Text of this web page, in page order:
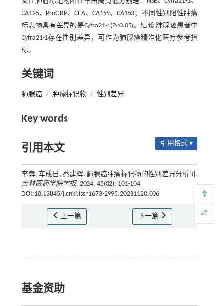
CA125、ProGRP、CEA、CA199、CA153；不同性别阳性肿瘤
标志物具有差异的是Cyfra21-1(P<0.05)。结论 肺腺癌患者中
Cyfra21-1存在性别差异，可作为肺腺癌精准化医疗参考指
标。
关键词
肺腺癌 / 肿瘤标记物 / 性别差异
Key words
引用本文 引用格式 ▾
李犇, 车成日, 蔡建辉. 肺腺癌肿瘤标记物的性别差异分析[J].
吉林医药学院学报, 2024, 45(02): 101-104
DOI:10.13845/j.cnki.issn1673-2995.20231120.006
上一篇 下一篇
基金资助